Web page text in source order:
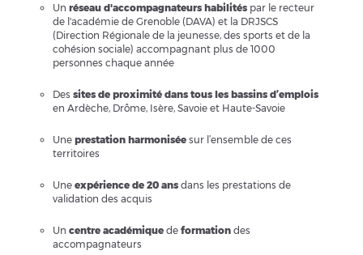
Un réseau d'accompagnateurs habilités par le recteur
de l'académie de Grenoble (DAVA) et la DRJSCS
(Direction Régionale de la jeunesse, des sports et de la
cohésion sociale) accompagnant plus de 1000
personnes chaque année
Des sites de proximité dans tous les bassins d’emplois
en Ardèche, Drôme, Isère, Savoie et Haute-Savoie
Une prestation harmonisée sur l’ensemble de ces
territoires
Une expérience de 20 ans dans les prestations de
validation des acquis
Un centre académique de formation des
accompagnateurs